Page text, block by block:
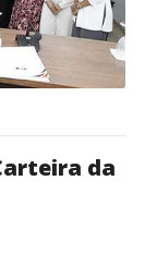
da